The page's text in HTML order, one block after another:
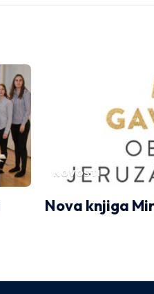
NOVOSTI
Nova knjiga